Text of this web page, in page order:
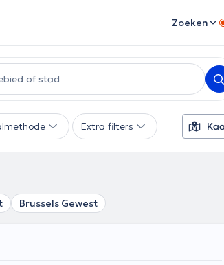
Zoeken
Extra filters
Brussels Gewest